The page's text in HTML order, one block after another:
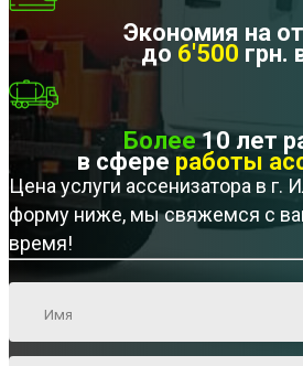
Экономия на
до 6'500 грн.
Более10 лет
в сфере работы
Цена услуги ассенизатора в г.
форму ниже, мы свяжемся с
время!